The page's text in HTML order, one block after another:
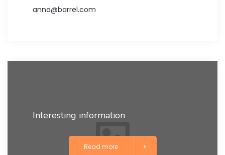
anna@barrel.com
Interesting information
Read more